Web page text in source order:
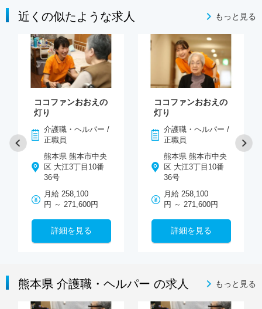
近くの似たような求人 もっと見る
ココファンおおえの
灯り
介護職・ヘルパー /
正職員
熊本県 熊本市中央
区 大江3丁目10番
36号
月給 258,100
円 ～ 271,600円
詳細を見る
ココファンおおえの
灯り
介護職・ヘルパー /
正職員
熊本県 熊本市中央
区 大江3丁目10番
36号
月給 258,100
円 ～ 271,600円
詳細を見る
熊本県 介護職・ヘルパー の求人 もっと見る